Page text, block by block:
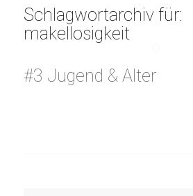
Schlagwortarchiv für:
makellosigkeit
#3 Jugend & Alter